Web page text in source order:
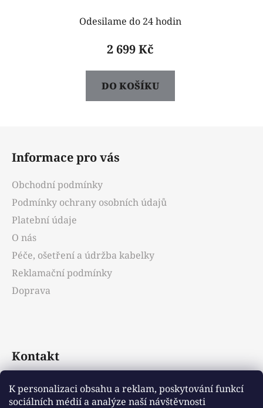
K personalizaci obsahu a reklam, poskytování funkcí
sociálních médií a analýze naší návštěvnosti
Odesilame do 24 hodin
2 699 Kč
DO KOŠÍKU
Informace pro vás
Obchodní podmínky
Podmínky ochrany osobních údajů
Platební údaje
O nás
Péče, ošetření a údržba kabelky
Reklamační podmínky
Doprava
Kontakt
info@emotys.cz